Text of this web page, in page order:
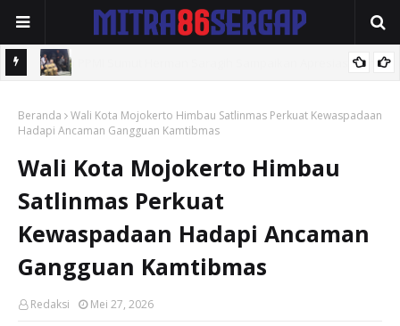
Beranda
Wali Kota Mojokerto Himbau Satlinmas Perkuat Kewaspadaan
Hadapi Ancaman Gangguan Kamtibmas
Wali Kota Mojokerto Himbau
Satlinmas Perkuat
Kewaspadaan Hadapi Ancaman
Gangguan Kamtibmas
Redaksi Mei 27, 2026